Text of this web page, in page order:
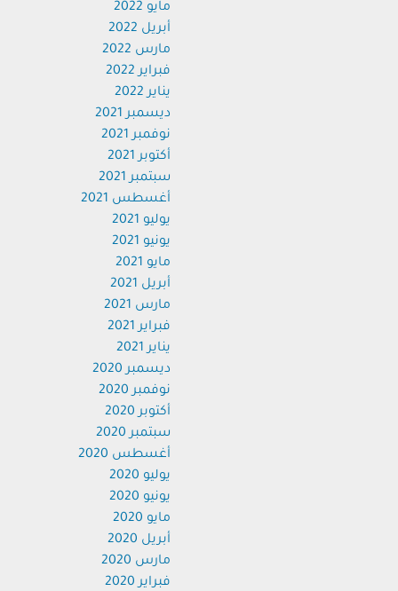
مايو 2022
أبريل 2022
مارس 2022
فبراير 2022
يناير 2022
ديسمبر 2021
نوفمبر 2021
أكتوبر 2021
سبتمبر 2021
أغسطس 2021
يوليو 2021
يونيو 2021
مايو 2021
أبريل 2021
مارس 2021
فبراير 2021
يناير 2021
ديسمبر 2020
نوفمبر 2020
أكتوبر 2020
سبتمبر 2020
أغسطس 2020
يوليو 2020
يونيو 2020
مايو 2020
أبريل 2020
مارس 2020
فبراير 2020